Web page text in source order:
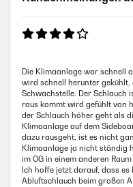
Die Klimaanlage war schnell
wird schnell herunter
Schwachstelle. Der Schlauch
raus kommt wird gefühlt von
der Schlauch höher geht als
Klimaanlage auf dem
dazu rausgeht, ist es nicht
Klimaanlage ja nicht ständig
im OG in einem anderen
Ich hoffe jetzt darauf, dass
Abluftschlauch beim großen